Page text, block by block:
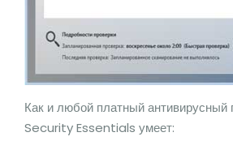
Как и любой платный
Security Essentials умеет: